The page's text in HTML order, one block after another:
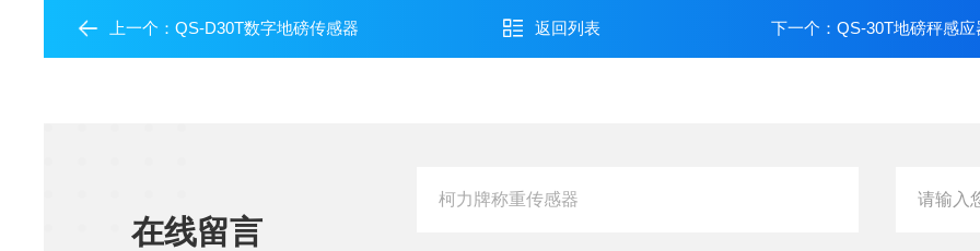
上一个：QS-D30T数字地磅传感器 返回列表 下一个： QS-30T地磅秤感应
在线留言